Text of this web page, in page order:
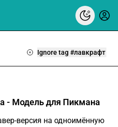
Ignore tag #лавкрафт
- Модель для Пикмана
версия на одноимённую